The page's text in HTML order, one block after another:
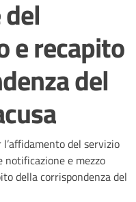
e recapito
del
del servizio
e mezzo
della corrispondenza del